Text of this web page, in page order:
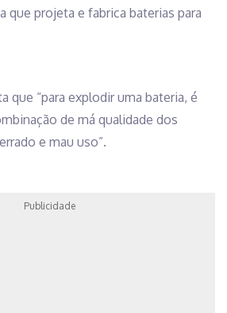
que projeta e fabrica baterias para
que “para explodir uma bateria, é
de má qualidade dos
e mau uso”.
Publicidade